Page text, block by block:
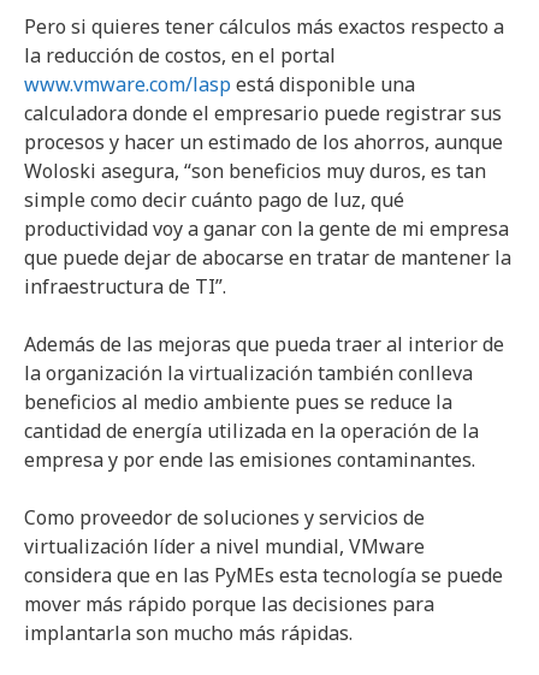
Pero si quieres tener cálculos más exactos respecto a
la reducción de costos, en el portal
www.vmware.com/laspestá disponible una
calculadora donde el empresario puede registrar sus
procesos y hacer un estimado de los ahorros, aunque
Woloski asegura, “son beneficios muy duros, es tan
simple como decir cuánto pago de luz, qué
productividad voy a ganar con la gente de mi empresa
que puede dejar de abocarse en tratar de mantener la
infraestructura de TI”.
Además de las mejoras que pueda traer al interior de
la organización la virtualización también conlleva
beneficios al medio ambiente pues se reduce la
cantidad de energía utilizada en la operación de la
empresa y por ende las emisiones contaminantes.
Como proveedor de soluciones y servicios de
virtualización líder a nivel mundial, VMware
considera que en las PyMEs esta tecnología se puede
mover más rápido porque las decisiones para
implantarla son mucho más rápidas.